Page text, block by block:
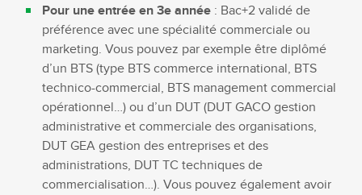
Pour une entrée en 3e année : Bac+2 validé de
préférence avec une spécialité commerciale ou
marketing. Vous pouvez par exemple être diplômé
d’un BTS (type BTS commerce international, BTS
technico-commercial, BTS management commercial
opérationnel…) ou d’un DUT (DUT GACO gestion
administrative et commerciale des organisations,
DUT GEA gestion des entreprises et des
administrations, DUT TC techniques de
commercialisation…). Vous pouvez également avoir